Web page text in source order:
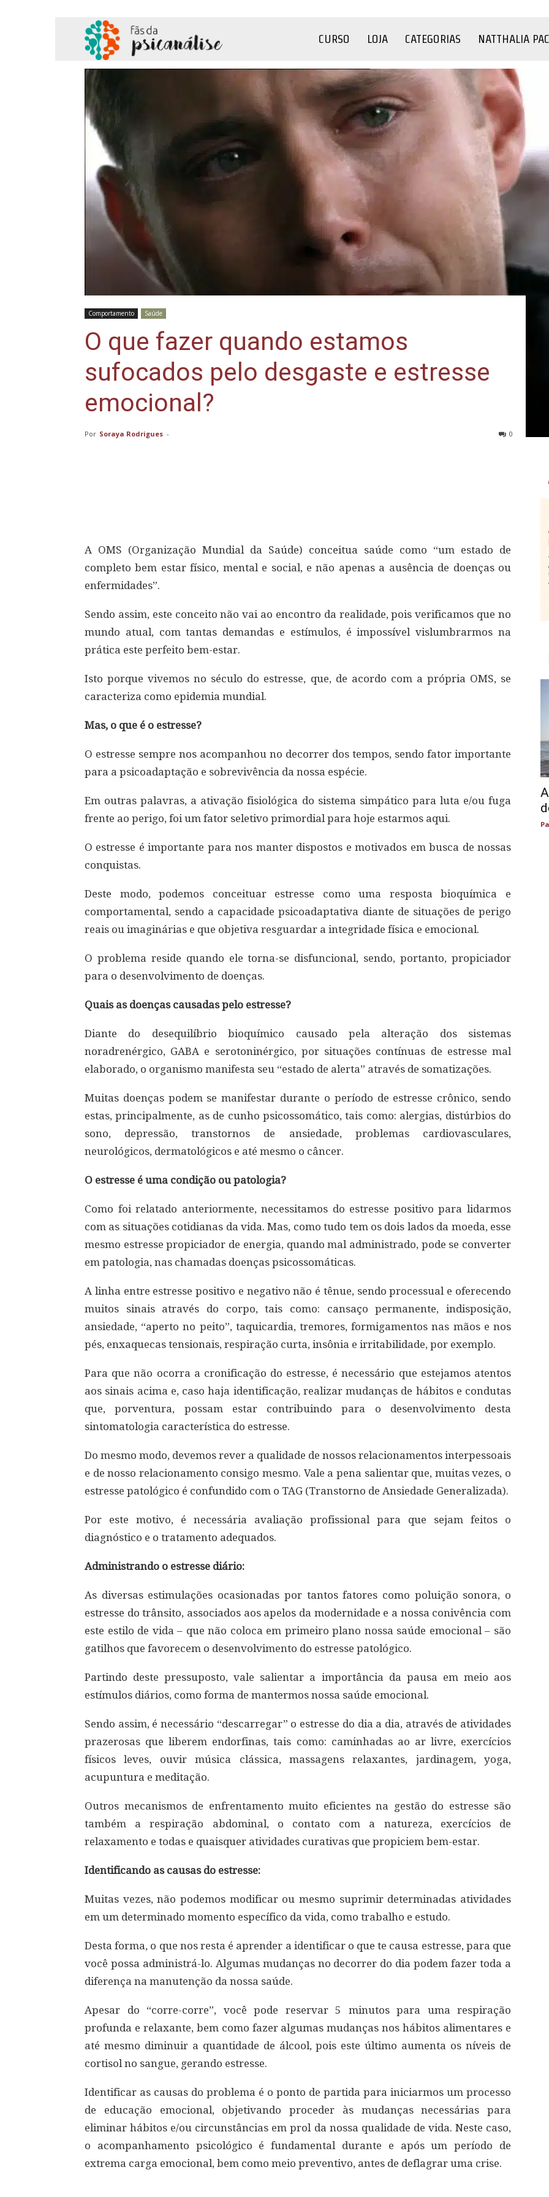
Psicanálise
CURSO LOJA CATEGORIAS NATTHALIA
Comportamento Saúde
O que fazer quando estamos
sufocados pelo desgaste e estresse
emocional?
Por Soraya Rodrigues - 0
A OMS (Organização Mundial da Saúde) conceitua saúde como “um estado de
completo bem estar físico, mental e social, e não apenas a ausência de doenças ou
enfermidades”.
Sendo assim, este conceito não vai ao encontro da realidade, pois verificamos que no
mundo atual, com tantas demandas e estímulos, é impossível vislumbrarmos na
prática este perfeito bem-estar.
Isto porque vivemos no século do estresse, que, de acordo com a própria OMS, se
caracteriza como epidemia mundial.
Mas, o que é o estresse?
O estresse sempre nos acompanhou no decorrer dos tempos, sendo fator importante
para a psicoadaptação e sobrevivência da nossa espécie.
Em outras palavras, a ativação fisiológica do sistema simpático para luta e/ou fuga
frente ao perigo, foi um fator seletivo primordial para hoje estarmos aqui.
O estresse é importante para nos manter dispostos e motivados em busca de nossas
conquistas.
Deste modo, podemos conceituar estresse como uma resposta bioquímica e
comportamental, sendo a capacidade psicoadaptativa diante de situações de perigo
reais ou imaginárias e que objetiva resguardar a integridade física e emocional.
O problema reside quando ele torna-se disfuncional, sendo, portanto, propiciador
para o desenvolvimento de doenças.
Quais as doenças causadas pelo estresse?
Diante do desequilíbrio bioquímico causado pela alteração dos sistemas
noradrenérgico, GABA e serotoninérgico, por situações contínuas de estresse mal
elaborado, o organismo manifesta seu “estado de alerta” através de somatizações.
Muitas doenças podem se manifestar durante o período de estresse crônico, sendo
estas, principalmente, as de cunho psicossomático, tais como: alergias, distúrbios do
sono, depressão, transtornos de ansiedade, problemas cardiovasculares,
neurológicos, dermatológicos e até mesmo o câncer.
O estresse é uma condição ou patologia?
Como foi relatado anteriormente, necessitamos do estresse positivo para lidarmos
com as situações cotidianas da vida. Mas, como tudo tem os dois lados da moeda, esse
mesmo estresse propiciador de energia, quando mal administrado, pode se converter
em patologia, nas chamadas doenças psicossomáticas.
A linha entre estresse positivo e negativo não é tênue, sendo processual e oferecendo
muitos sinais através do corpo, tais como: cansaço permanente, indisposição,
ansiedade, “aperto no peito”, taquicardia, tremores, formigamentos nas mãos e nos
pés, enxaquecas tensionais, respiração curta, insônia e irritabilidade, por exemplo.
Para que não ocorra a cronificação do estresse, é necessário que estejamos atentos
aos sinais acima e, caso haja identificação, realizar mudanças de hábitos e condutas
que, porventura, possam estar contribuindo para o desenvolvimento desta
sintomatologia característica do estresse.
Do mesmo modo, devemos rever a qualidade de nossos relacionamentos interpessoais
e de nosso relacionamento consigo mesmo. Vale a pena salientar que, muitas vezes, o
estresse patológico é confundido com o TAG (Transtorno de Ansiedade Generalizada).
Por este motivo, é necessária avaliação profissional para que sejam feitos o
diagnóstico e o tratamento adequados.
Administrando o estresse diário:
As diversas estimulações ocasionadas por tantos fatores como poluição sonora, o
estresse do trânsito, associados aos apelos da modernidade e a nossa conivência com
este estilo de vida – que não coloca em primeiro plano nossa saúde emocional – são
gatilhos que favorecem o desenvolvimento do estresse patológico.
Partindo deste pressuposto, vale salientar a importância da pausa em meio aos
estímulos diários, como forma de mantermos nossa saúde emocional.
Sendo assim, é necessário “descarregar” o estresse do dia a dia, através de atividades
prazerosas que liberem endorfinas, tais como: caminhadas ao ar livre, exercícios
físicos leves, ouvir música clássica, massagens relaxantes, jardinagem, yoga,
acupuntura e meditação.
Outros mecanismos de enfrentamento muito eficientes na gestão do estresse são
também a respiração abdominal, o contato com a natureza, exercícios de
relaxamento e todas e quaisquer atividades curativas que propiciem bem-estar.
Identificando as causas do estresse:
Muitas vezes, não podemos modificar ou mesmo suprimir determinadas atividades
em um determinado momento específico da vida, como trabalho e estudo.
Desta forma, o que nos resta é aprender a identificar o que te causa estresse, para que
você possa administrá-lo. Algumas mudanças no decorrer do dia podem fazer toda a
diferença na manutenção da nossa saúde.
Apesar do “corre-corre”, você pode reservar 5 minutos para uma respiração
profunda e relaxante, bem como fazer algumas mudanças nos hábitos alimentares e
até mesmo diminuir a quantidade de álcool, pois este último aumenta os níveis de
cortisol no sangue, gerando estresse.
Identificar as causas do problema é o ponto de partida para iniciarmos um processo
de educação emocional, objetivando proceder às mudanças necessárias para
eliminar hábitos e/ou circunstâncias em prol da nossa qualidade de vida. Neste caso,
o acompanhamento psicológico é fundamental durante e após um período de
extrema carga emocional, bem como meio preventivo, antes de deflagrar uma crise.